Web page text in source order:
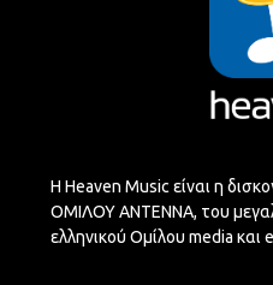
Η Heaven Music είναι η
ΟΜΙΛΟΥ ΑΝΤΕΝΝΑ, του
ελληνικού Ομίλου media και